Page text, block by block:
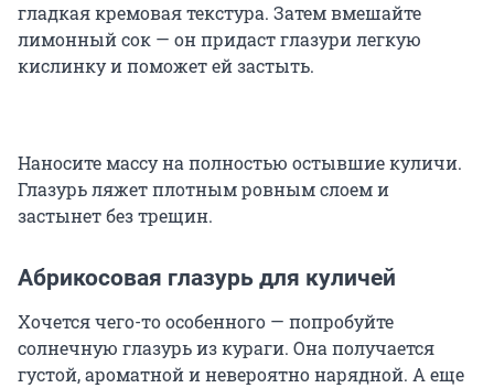
гладкая кремовая текстура. Затем вмешайте
лимонный сок — он придаст глазури легкую
кислинку и поможет ей застыть.
Наносите массу на полностью остывшие куличи.
Глазурь ляжет плотным ровным слоем и
застынет без трещин.
Абрикосовая глазурь для куличей
Хочется чего-то особенного — попробуйте
солнечную глазурь из кураги. Она получается
густой, ароматной и невероятно нарядной. А еще